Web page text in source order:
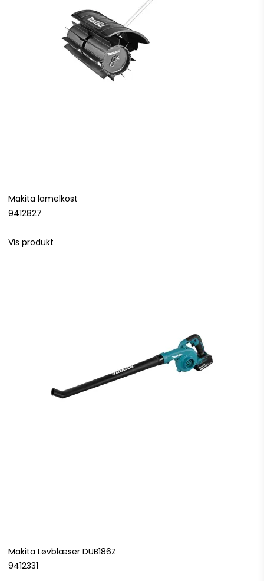
Makita lamelkost
9412827
Vis produkt
Makita Løvblæser DUB186Z
9412331